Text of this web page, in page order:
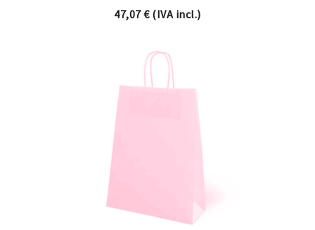
47,07€(IVA incl.)